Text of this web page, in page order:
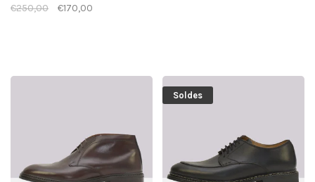
€250,00 €170,00
Soldes